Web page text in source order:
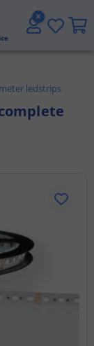
BE
huis
ledstrips